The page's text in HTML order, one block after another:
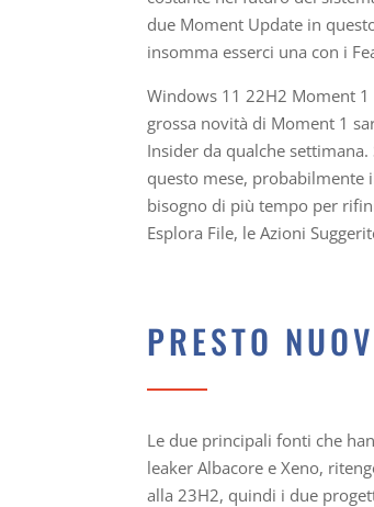
due Moment Update in
insomma esserci una con i
Windows 11 22H2 Moment
grossa novità di Moment 1
Insider da qualche
questo mese, probabilmente
bisogno di più tempo per
Esplora File, le Azioni
PRESTO
Le due principali fonti che
leaker Albacore e Xeno,
alla 23H2, quindi i due